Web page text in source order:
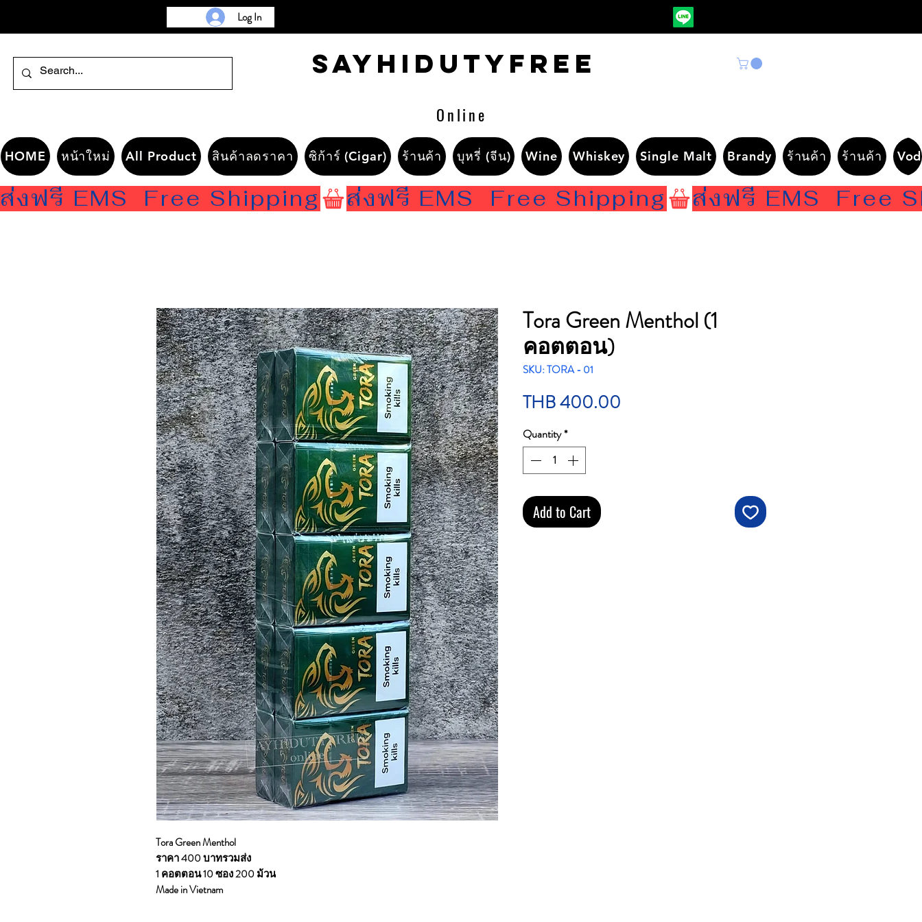
Log In
Sayhidutyfree
Online
HOME หน้าใหม่ All Product สินค้าลดราคา ซิก้าร์ (Cigar) ร้านค้า บุหรี่ (จีน) Wine Whiskey Single Malt Brandy ร้านค้า ร้านค้า
ส่งฟรี EMS  Free Shipping
Tora Green Menthol
ราคา 400 บาทรวมส่ง
1 คอตตอน 10 ซอง 200 ม้วน
Made in Vietnam
Tora Green Menthol (1
คอตตอน)
SKU: TORA - 01
THB 400.00
Quantity*
Add to Cart